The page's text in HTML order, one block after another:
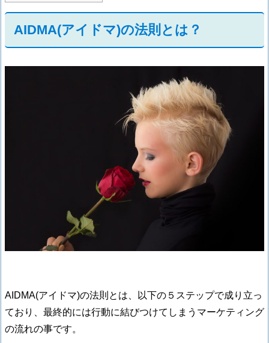
AIDMA(アイドマ)の法則とは？
AIDMA(アイドマ)の法則とは、以下の５ステップで成り立っ
ており、最終的には行動に結びつけてしまうマーケティング
の流れの事です。